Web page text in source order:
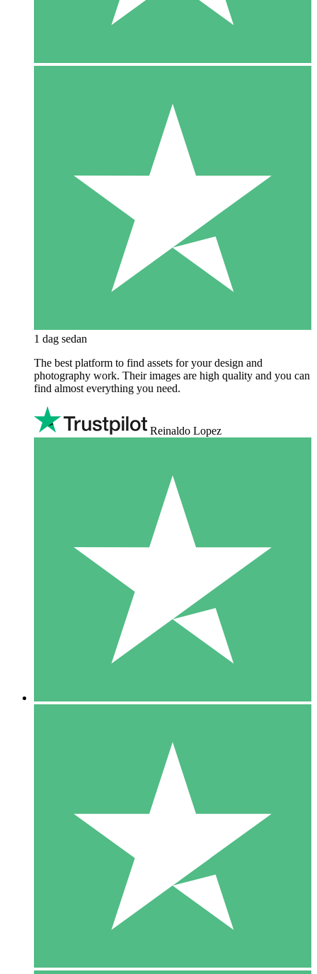
1 dag sedan
The best platform to find assets for your design and
photography work. Their images are high quality and you can
find almost everything you need.
Reinaldo Lopez